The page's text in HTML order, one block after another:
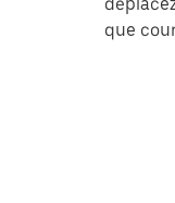
que